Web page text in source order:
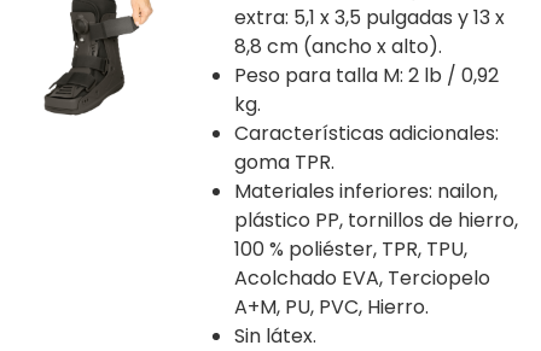
extra: 5,1 x 3,5 pulgadas y 13 x
8,8 cm (ancho x alto).
Peso para talla M: 2 lb / 0,92
kg.
Características adicionales:
goma TPR.
Materiales inferiores: nailon,
plástico PP, tornillos de hierro,
100 % poliéster, TPR, TPU,
Acolchado EVA, Terciopelo
A+M, PU, PVC, Hierro.
Sin látex.